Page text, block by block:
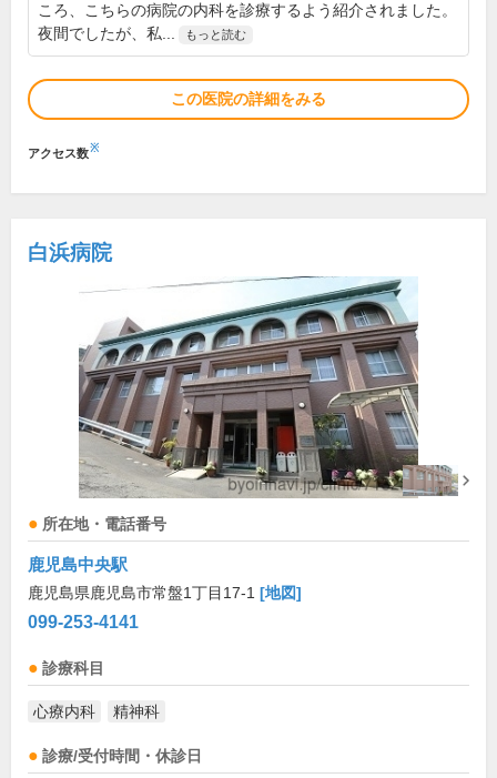
ころ、こちらの病院の内科を診療するよう紹介されました。
夜間でしたが、私...
もっと読む
この医院の詳細をみる
アクセス数※
白浜病院
所在地・電話番号
鹿児島中央駅
鹿児島県鹿児島市常盤1丁目17-1 [地図]
099-253-4141
診療科目
心療内科 精神科
診療/受付時間・休診日